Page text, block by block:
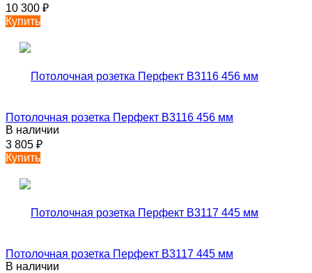
10 300 ₽
Купить
Потолочная розетка Перфект B3116 456 мм
В наличии
3 805 ₽
Купить
Потолочная розетка Перфект B3117 445 мм
В наличии